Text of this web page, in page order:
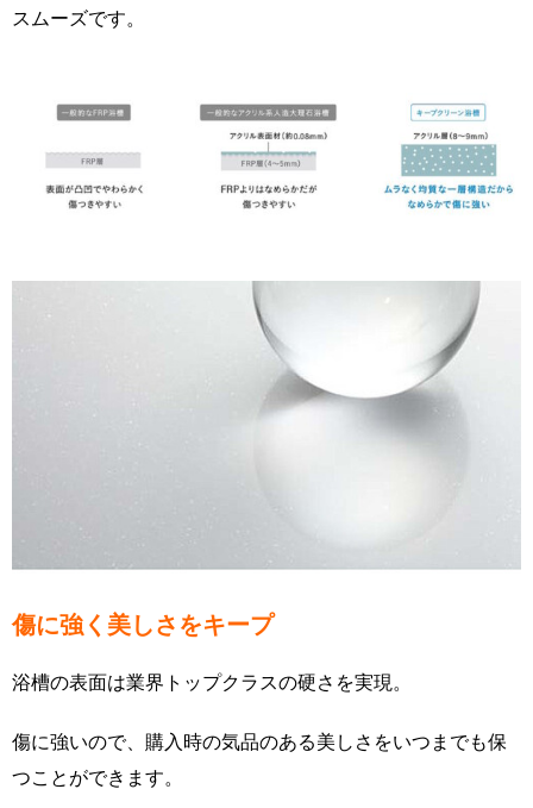
スムーズです。
傷に強く美しさをキープ
浴槽の表面は業界トップクラスの硬さを実現。
傷に強いので、購入時の気品のある美しさをいつまでも保
つことができます。